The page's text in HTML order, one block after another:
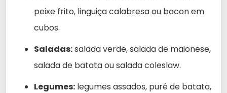
peixe frito, linguiça calabresa ou bacon em
cubos.
Saladas:salada verde, salada de maionese,
salada de batata ou salada coleslaw.
Legumes: legumes assados, purê de batata,